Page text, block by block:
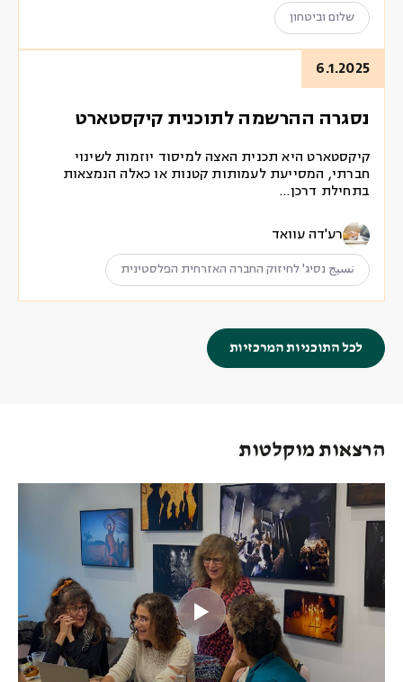
שלום וביטחון
6.1.2025
נסגרה ההרשמה לתוכנית קיקסטארט
קיקסטארט היא תכנית האצה למיסוד יוזמות לשינוי
חברתי, המסייעת לעמותות קטנות או כאלה הנמצאות
בתחילת דרכן…
רע'דה עוואד
نسيج נסיג' לחיזוק החברה האזרחית הפלסטינית
לכל התוכניות המרכזיות
הרצאות מוקלטות